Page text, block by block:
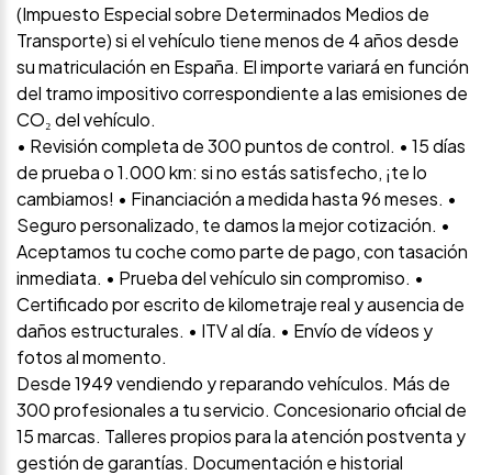
(Impuesto Especial sobre Determinados Medios de
Transporte) si el vehículo tiene menos de 4 años desde
su matriculación en España. El importe variará en función
del tramo impositivo correspondiente a las emisiones de
CO₂ del vehículo.
• Revisión completa de 300 puntos de control. • 15 días
de prueba o 1.000 km: si no estás satisfecho, ¡te lo
cambiamos! • Financiación a medida hasta 96 meses. •
Seguro personalizado, te damos la mejor cotización. •
Aceptamos tu coche como parte de pago, con tasación
inmediata. • Prueba del vehículo sin compromiso. •
Certificado por escrito de kilometraje real y ausencia de
daños estructurales. • ITV al día. • Envío de vídeos y
fotos al momento.
Desde 1949 vendiendo y reparando vehículos. Más de
300 profesionales a tu servicio. Concesionario oficial de
15 marcas. Talleres propios para la atención postventa y
gestión de garantías. Documentación e historial